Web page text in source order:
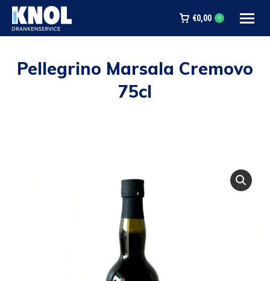
€0,00 0
Pellegrino Marsala Cremovo
75cl